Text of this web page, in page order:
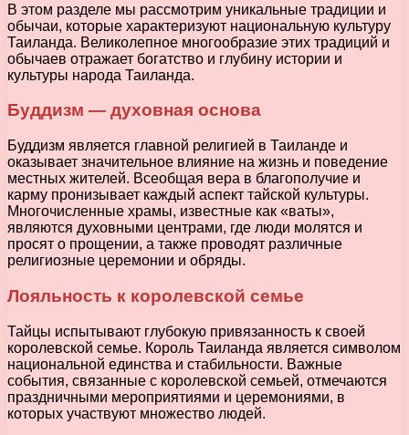
В этом разделе мы рассмотрим уникальные традиции и
обычаи, которые характеризуют национальную культуру
Таиланда. Великолепное многообразие этих традиций и
обычаев отражает богатство и глубину истории и
культуры народа Таиланда.
Буддизм — духовная основа
Буддизм является главной религией в Таиланде и
оказывает значительное влияние на жизнь и поведение
местных жителей. Всеобщая вера в благополучие и
карму пронизывает каждый аспект тайской культуры.
Многочисленные храмы, известные как «ваты»,
являются духовными центрами, где люди молятся и
просят о прощении, а также проводят различные
религиозные церемонии и обряды.
Лояльность к королевской семье
Тайцы испытывают глубокую привязанность к своей
королевской семье. Король Таиланда является символом
национальной единства и стабильности. Важные
события, связанные с королевской семьей, отмечаются
праздничными мероприятиями и церемониями, в
которых участвуют множество людей.